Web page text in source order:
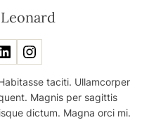
Leonard
taciti. Ullamcorper
Magnis per sagittis
dictum. Magna orci mi.